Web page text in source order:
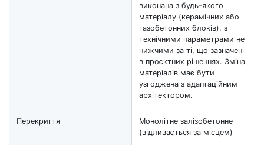
виконана з будь-якого
матеріалу (керамічних або
газобетонних блоків), з
технічними параметрами не
нижчими за ті, що зазначені
в проєктних рішеннях. Зміна
матеріалів має бути
узгоджена з адаптаційним
архітектором.
Перекриття
Монолітне залізобетонне
(відливається за місцем)